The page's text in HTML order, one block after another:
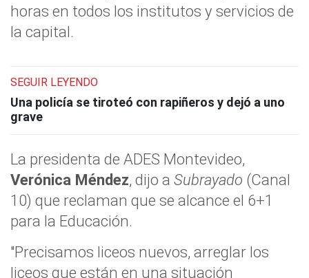
horas en todos los institutos y servicios de
la capital.
SEGUIR LEYENDO
Una policía se tiroteó con rapiñeros y dejó a uno
grave
La presidenta de ADES Montevideo,
Verónica Méndez, dijo a Subrayado (Canal
10) que reclaman que se alcance el 6+1
para la Educación.
"Precisamos liceos nuevos, arreglar los
liceos que están en una situación